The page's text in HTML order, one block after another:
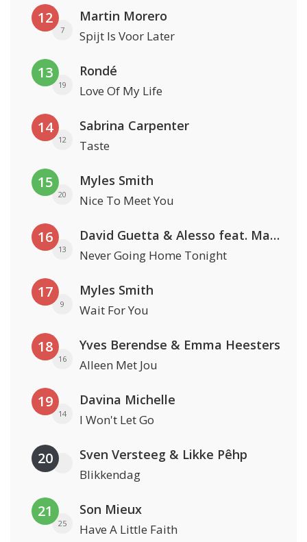
12
7
Martin Morero
Spijt Is Voor Later
13
19
Rondé
Love Of My Life
14
12
Sabrina Carpenter
Taste
15
20
Myles Smith
Nice To Meet You
16
13
David Guetta & Alesso feat. Madison Love
Never Going Home Tonight
17
9
Myles Smith
Wait For You
18
16
Yves Berendse & Emma Heesters
Alleen Met Jou
19
14
Davina Michelle
I Won't Let Go
20 Sven Versteeg & Likke Pêhp
Blikkendag
21
25
Son Mieux
Have A Little Faith